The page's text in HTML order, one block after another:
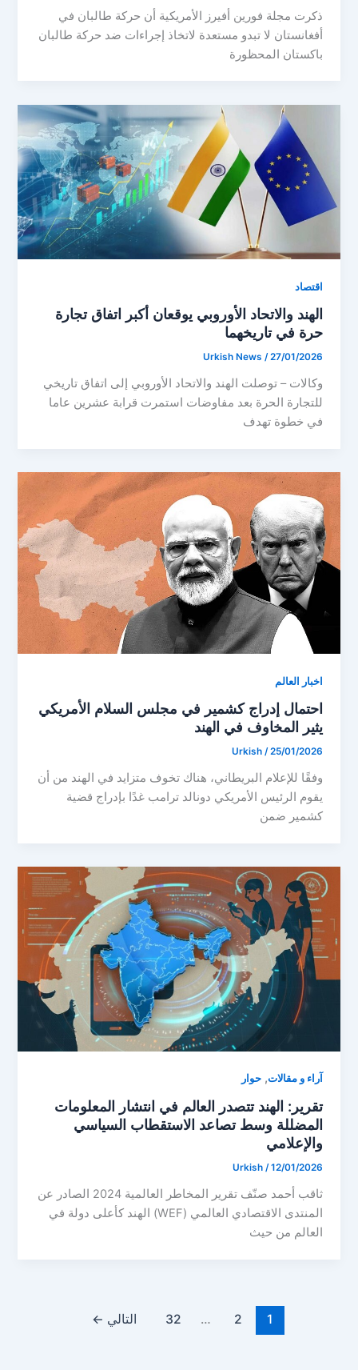
ذكرت مجلة فورين أفيرز الأمريكية أن حركة طالبان في
أفغانستان لا تبدو مستعدة لاتخاذ إجراءات ضد حركة طالبان
باكستان المحظورة
اقتصاد
الهند والاتحاد الأوروبي يوقعان أكبر اتفاق تجارة
حرة في تاريخهما
Urkish News /27/01/2026
وكالات – توصلت الهند والاتحاد الأوروبي إلى اتفاق تاريخي
للتجارة الحرة بعد مفاوضات استمرت قرابة عشرين عاما
في خطوة تهدف
اخبار العالم
احتمال إدراج كشمير في مجلس السلام الأمريكي
يثير المخاوف في الهند
Urkish /25/01/2026
وفقًا للإعلام البريطاني، هناك تخوف متزايد في الهند من أن
يقوم الرئيس الأمريكي دونالد ترامب غدًا بإدراج قضية
كشمير ضمن
آراء و مقالات,حوار
تقرير: الهند تتصدر العالم في انتشار المعلومات
المضللة وسط تصاعد الاستقطاب السياسي
والإعلامي
Urkish /12/01/2026
ثاقب أحمد صنّف تقرير المخاطر العالمية 2024 الصادر عن
المنتدى الاقتصادي العالمي (WEF) الهند كأعلى دولة في
العالم من حيث
1
2
…
32 التالي ←